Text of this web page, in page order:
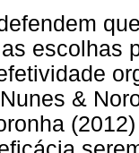
escolhas
&